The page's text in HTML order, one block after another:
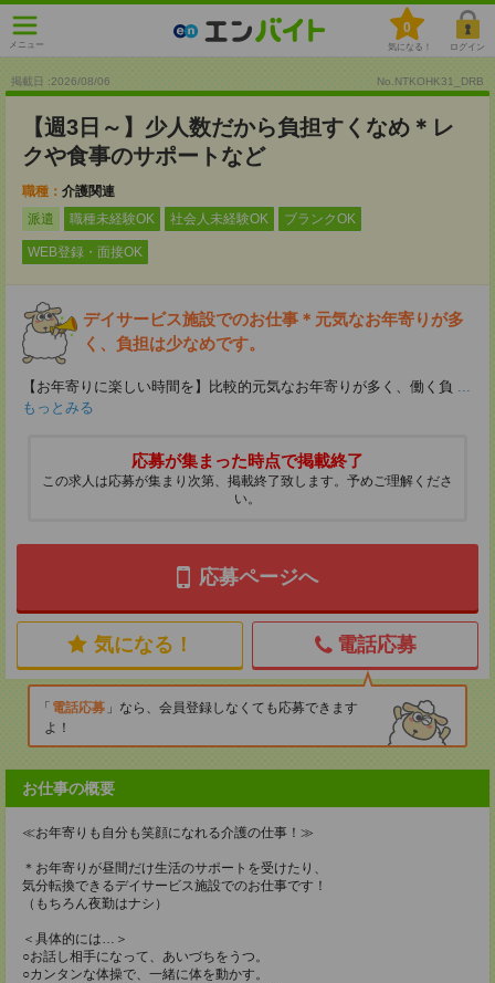
メニュー
0
気になる！ ログイン
掲載日 :2026/08/06 No.NTKOHK31_DRB
【週3日～】少人数だから負担すくなめ＊レ
クや食事のサポートなど
職種： 介護関連
派遣
職種未経験OK 社会人未経験OK ブランクOK
WEB登録・面接OK
デイサービス施設でのお仕事＊元気なお年寄りが多
く、負担は少なめです。
【お年寄りに楽しい時間を】比較的元気なお年寄りが多く、働く負 ...
もっとみる
応募が集まった時点で掲載終了
この求人は応募が集まり次第、掲載終了致します。予めご理解くださ
い。
応募ページへ
気になる！ 電話応募
電話応募
なら、会員登録しなくても応募できます
よ！
お仕事の概要
≪お年寄りも自分も笑顔になれる介護の仕事！≫
＊お年寄りが昼間だけ生活のサポートを受けたり、
気分転換できるデイサービス施設でのお仕事です！
（もちろん夜勤はナシ）
＜具体的には…＞
○お話し相手になって、あいづちをうつ。
○カンタンな体操で、一緒に体を動かす。